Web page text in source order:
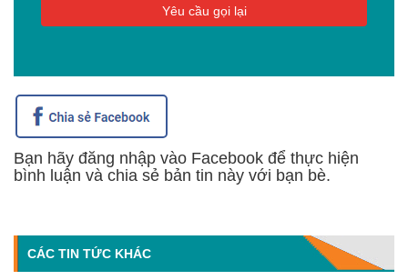
Bạn hãy đăng nhập vào Facebook để thực hiện
bình luận và chia sẻ bản tin này với bạn bè.
CÁC TIN TỨC KHÁC